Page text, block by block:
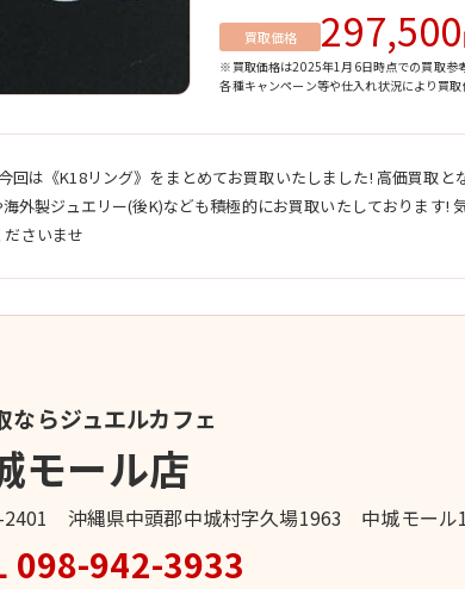
買取価格 297,500
※買取価格は2025年1月6日時点での買取参
各種キャンペーン等や仕入れ状況により買取
回は《K18リング》をまとめてお買取いたしました! 高価買取と
外製ジュエリー(後K)なども積極的にお買取いたしております!
さいませ
ならジュエルカフェ
モール店
2401 沖縄県中頭郡中城村字久場1963 中城モール
098-942-3933